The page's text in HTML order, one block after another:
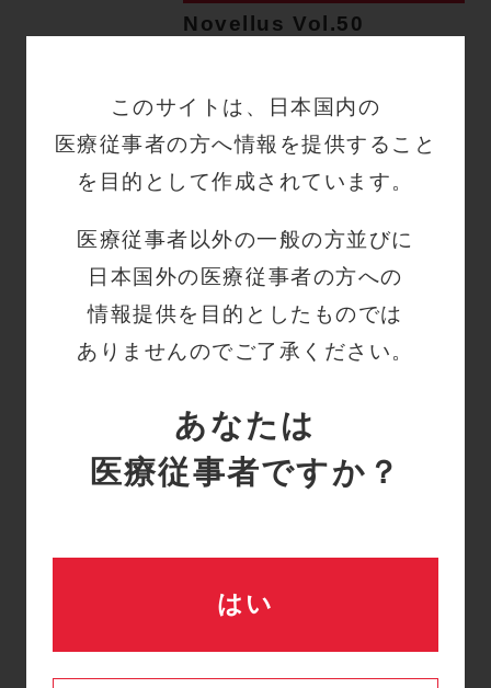
このサイトは、日本国内の
医療従事者の方へ情報を提供すること
を目的として作成されています。
医療従事者以外の一般の方並びに
日本国外の医療従事者の方への
情報提供を目的としたものでは
ありませんのでご了承ください。
あなたは
医療従事者ですか？
はい
Novellus Vol.50
ッドラインカテーテルの比
較検討
はじめに 当院では2020 年よ
り末梢挿入型中心静脈カテー
テル（以下、PICC）…
血管系 NP/特定看護師
ティス-
Novellus Vol.49 医療法人
る「リハビリテーション・
口腔・栄養の一体的な取り
組み」
を減少させ、医療の質を高
血管系
PICC
Novellus Vol.46